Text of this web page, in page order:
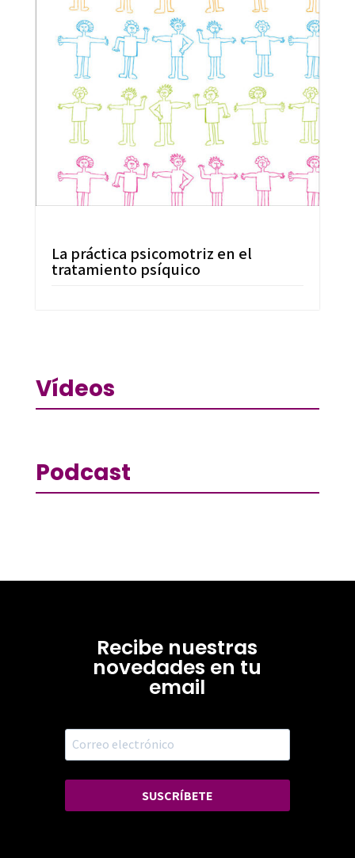
La práctica psicomotriz en el
tratamiento psíquico
Vídeos
Podcast
Recibe nuestras
novedades en tu
email
SUSCRÍBETE